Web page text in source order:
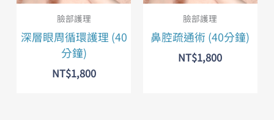
臉部護理
深層眼周循環護理 (40
分鐘)
NT$1,800
臉部護理
鼻腔疏通術 (40分鐘)
NT$1,800